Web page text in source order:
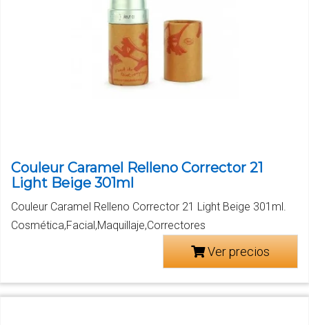
Couleur Caramel Relleno Corrector 21
Light Beige 301ml
Couleur Caramel Relleno Corrector 21 Light Beige 301ml.
Cosmética,Facial,Maquillaje,Correctores
Ver precios